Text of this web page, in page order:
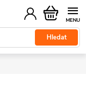
Hledat
Nákupní
košík